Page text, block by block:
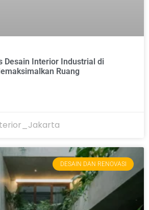
Desain Interior Industrial di
Ruang
DESAIN DAN RENOVASI